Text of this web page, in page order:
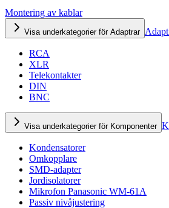
Montering av kablar
Visa underkategorier för Adaptrar
RCA
XLR
Telekontakter
DIN
BNC
Visa underkategorier för Komponenter
Kondensatorer
Omkopplare
SMD-adapter
Jordisolatorer
Mikrofon Panasonic WM-61A
Passiv nivåjustering